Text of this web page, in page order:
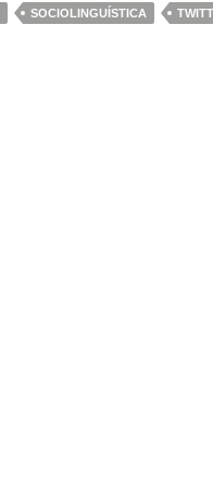
SOCIOLINGUÍSTICA